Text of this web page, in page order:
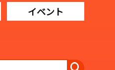
イベント